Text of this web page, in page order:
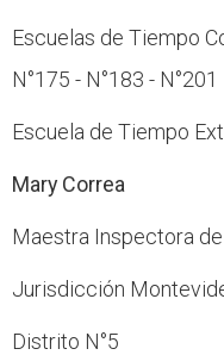
Escuelas de Tiempo
N°175 - N°183 - N°201
Escuela de Tiempo
Mary Correa
Maestra Inspectora
Jurisdicción
Distrito N°5